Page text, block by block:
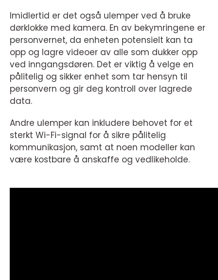
Imidlertid er det også ulemper ved å bruke
dørklokke med kamera. En av bekymringene er
personvernet, da enheten potensielt kan ta
opp og lagre videoer av alle som dukker opp
ved inngangsdøren. Det er viktig å velge en
pålitelig og sikker enhet som tar hensyn til
personvern og gir deg kontroll over lagrede
data.
Andre ulemper kan inkludere behovet for et
sterkt Wi-Fi-signal for å sikre pålitelig
kommunikasjon, samt at noen modeller kan
være kostbare å anskaffe og vedlikeholde.